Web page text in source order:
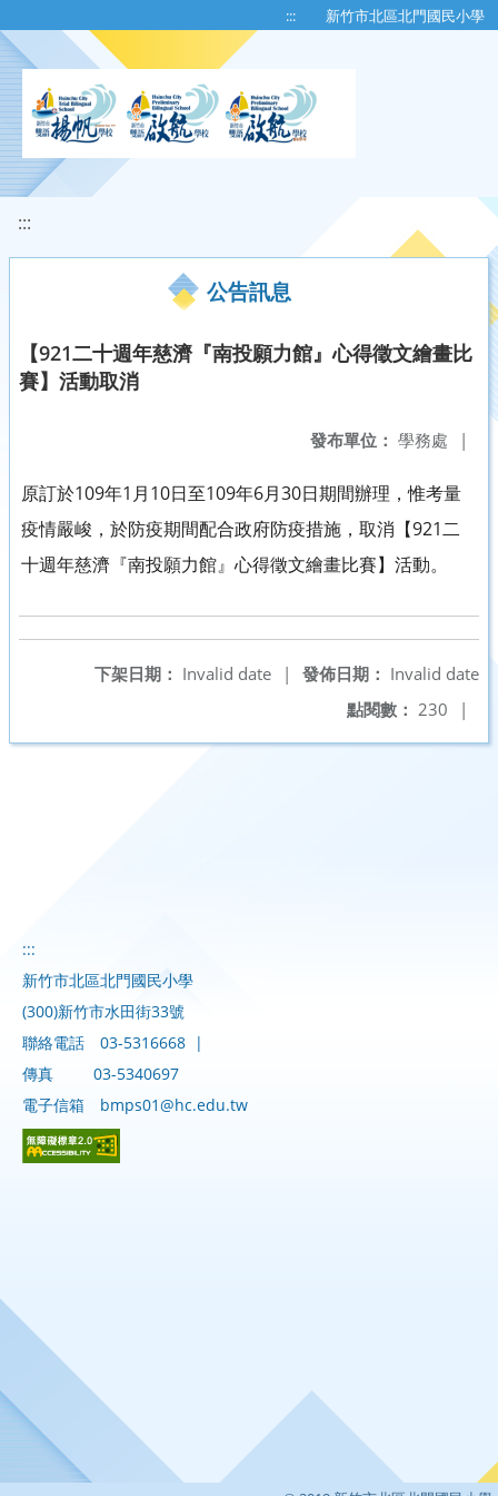
::: 新竹市北區北門國民小學
:::
公告訊息
【921二十週年慈濟『南投願力館』心得徵文繪畫比
賽】活動取消
發布單位： 學務處 |
原訂於109年1月10日至109年6月30日期間辦理，惟考量
疫情嚴峻，於防疫期間配合政府防疫措施，取消【921二
十週年慈濟『南投願力館』心得徵文繪畫比賽】活動。
發佈日期： Invalid date
下架日期： Invalid date
|
點閱數： 230 |
:::
新竹市北區北門國民小學
(300)新竹市水田街33號
聯絡電話
03-5316668 |
傳真
03-5340697
電子信箱
bmps01@hc.edu.tw